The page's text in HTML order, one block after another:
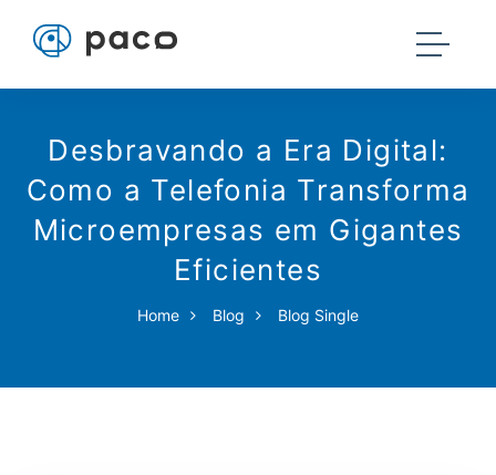
Desbravando a Era Digital:
Como a Telefonia Transforma
Microempresas em Gigantes
Eficientes
Home Blog Blog Single